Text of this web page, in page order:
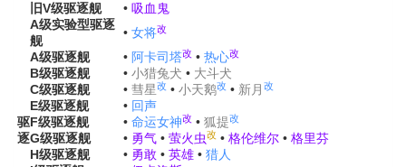
驱
逐
旧V级驱逐舰 • 吸血鬼
A级实验型驱逐
舰
• 女将改
A级驱逐舰 • 阿卡司塔改 • 热心改
B级驱逐舰 • 小猎兔犬 • 大斗犬
C级驱逐舰 • 彗星改 • 小天鹅改 • 新月 改
E级驱逐舰 • 回声
F级驱逐舰 • 命运女神改 • 狐提改
G级驱逐舰 • 勇气 • 萤火虫改 • 格伦维尔 • 格里芬
H级驱逐舰 • 勇敢 • 英雄 • 猎人